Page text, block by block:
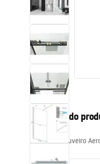
Cabinas de
banho
Misturadores
Chuveiros de
Cozinha
Acessórios de
Descrição do
Parede de chuveiro